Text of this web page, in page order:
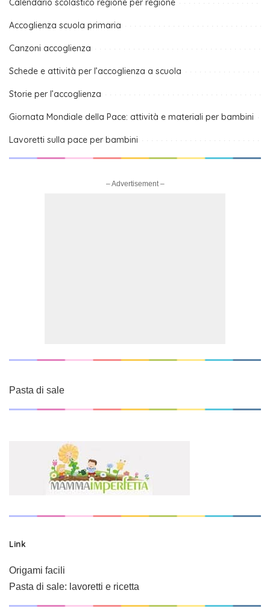
Calendario scolastico regione per regione
Accoglienza scuola primaria
Canzoni accoglienza
Schede e attività per l’accoglienza a scuola
Storie per l’accoglienza
Giornata Mondiale della Pace: attività e materiali per bambini
Lavoretti sulla pace per bambini
– Advertisement –
Pasta di sale
Link
Origami facili
Pasta di sale: lavoretti e ricetta